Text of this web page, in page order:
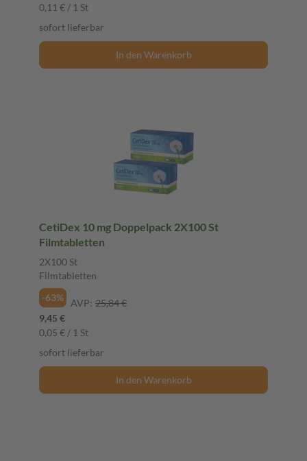
0,11 € / 1 St
sofort lieferbar
In den Warenkorb
CetiDex 10 mg Doppelpack 2X100 St
Filmtabletten
2X100 St
Filmtabletten
-63%
AVP: 25,84 €
9,45 €
0,05 € / 1 St
sofort lieferbar
In den Warenkorb